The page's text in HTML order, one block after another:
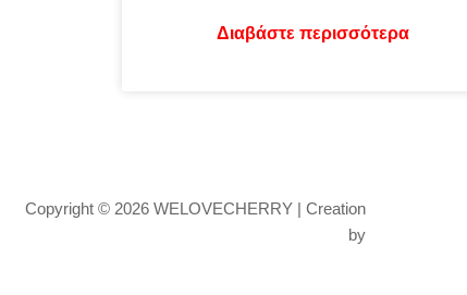
Διαβάστε περισσότερα
Copyright © 2026 WELOVECHERRY | Creation
by